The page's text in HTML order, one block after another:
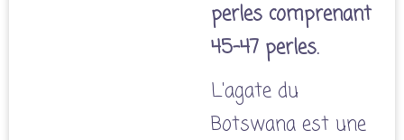
perles comprenant
45-47 perles.
L'agate du
Botswana est une